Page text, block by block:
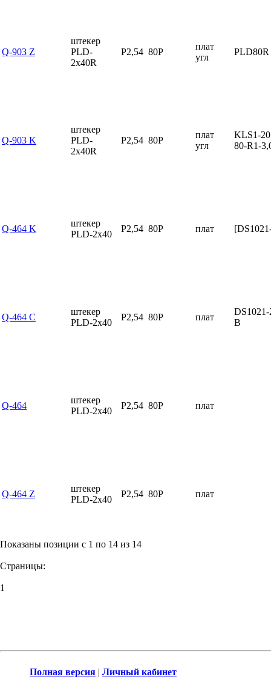
Q-903 Z
штекер
PLD-
2x40R
P2,54 80P
плат
угл
PLD80R
Q-903 K
штекер
PLD-
2x40R
P2,54 80P
плат
угл
KLS1-
80-R1-
Q-464 K
штекер
PLD-2x40
P2,54 80P плат
Q-464 C
штекер
PLD-2x40
P2,54 80P плат
B
Q-464
штекер
PLD-2x40
P2,54 80P плат
Q-464 Z
штекер
PLD-2x40
P2,54 80P плат
Показаны позиции с 1 по 14 из 14
Страницы:
1
Полная версия | Личный кабинет